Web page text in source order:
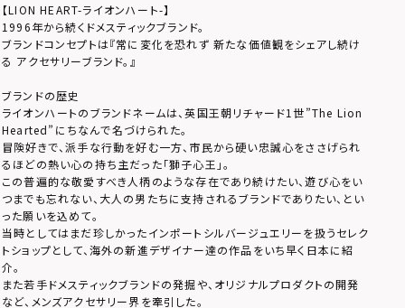
【LION HEART-ライオンハート-】
1996年から続くドメスティックブランド。
ブランドコンセプトは『常に変化を恐れず 新たな価値観をシェアし続け
る アクセサリーブランド。』
ブランドの歴史
ライオンハートのブランドネームは、英国王朝リチャード1世”The Lion
Hearted”にちなんで名づけられた。
冒険好きで、派手な行動を好む一方、市民から硬い忠誠心をささげられ
るほどの熱い心の持ち主だった「獅子心王」。
この普遍的な敬愛すべき人柄のような存在であり続けたい、遊び心をい
つまでも忘れない、大人の男たちに支持されるブランドでありたい、とい
った願いを込めて。
当時としてはまだ珍しかったインポートシルバージュエリーを扱うセレク
トショップとして、海外の新進デザイナー達の作品をいち早く日本に紹
介。
また若手ドメスティックブランドの発掘や、オリジナルプロダクトの開発
など、メンズアクセサリー界を牽引した。